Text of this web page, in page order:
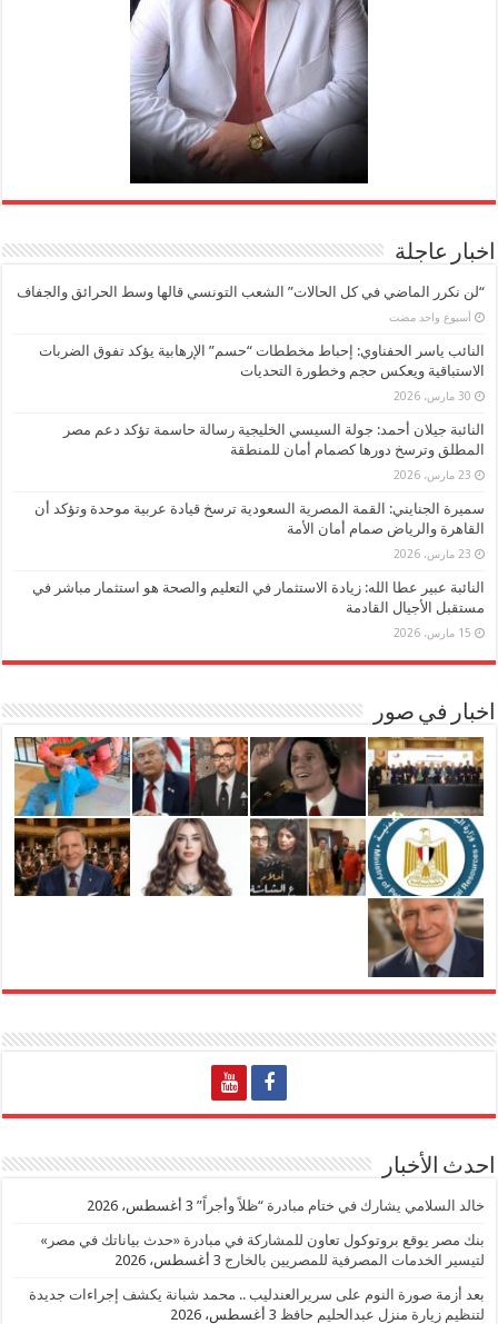
اخبار عاجلة
“لن نكرر الماضي في كل الحالات” الشعب التونسي قالها وسط الحرائق والجفاف
‏أسبوع واحد مضت
النائب ياسر الحفناوي: إحباط مخططات “حسم” الإرهابية يؤكد تفوق الضربات
الاستباقية ويعكس حجم وخطورة التحديات
30 مارس، 2026
النائبة جيلان أحمد: جولة السيسي الخليجية رسالة حاسمة تؤكد دعم مصر
المطلق وترسخ دورها كصمام أمان للمنطقة
23 مارس، 2026
سميرة الجنايني: القمة المصرية السعودية ترسخ قيادة عربية موحدة وتؤكد أن
القاهرة والرياض صمام أمان الأمة
23 مارس، 2026
النائبة عبير عطا الله: زيادة الاستثمار في التعليم والصحة هو استثمار مباشر في
مستقبل الأجيال القادمة
15 مارس، 2026
اخبار في صور
احدث الأخبار
خالد السلامي يشارك في ختام مبادرة “ظلاً وأجراً” 3 أغسطس، 2026
بنك مصر يوقع بروتوكول تعاون للمشاركة في مبادرة «حدث بياناتك في مصر»
لتيسير الخدمات المصرفية للمصريين بالخارج 3 أغسطس، 2026
بعد أزمة صورة النوم على سريرالعندليب .. محمد شبانة يكشف إجراءات جديدة
لتنظيم زيارة منزل عبدالحليم حافظ 3 أغسطس، 2026